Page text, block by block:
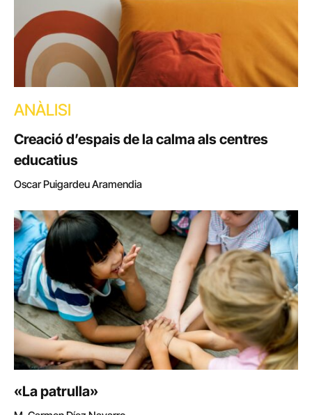
ANÀLISI
Creació d’espais de la calma als centres
educatius
Oscar Puigardeu Aramendia
«La patrulla»